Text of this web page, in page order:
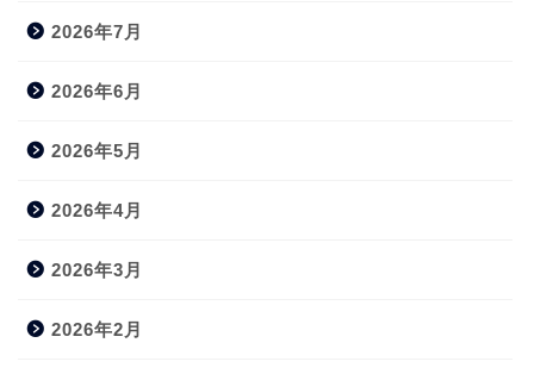
2026年7月
2026年6月
2026年5月
2026年4月
2026年3月
2026年2月